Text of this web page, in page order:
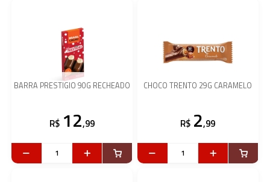
BARRA PRESTIGIO 90G RECHEADO
R$ 12,99
CHOCO TRENTO 29G CARAMELO
R$ 2,99